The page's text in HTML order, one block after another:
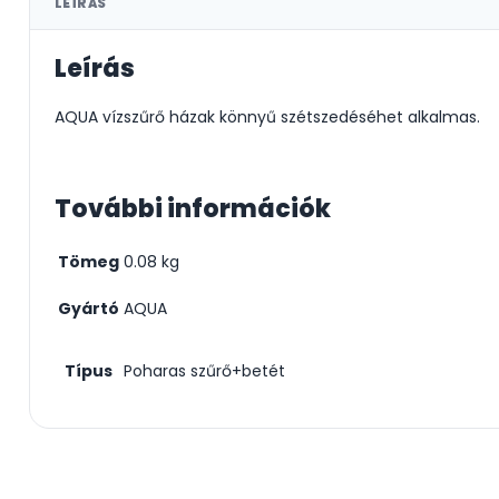
Leírás
AQUA vízszűrő házak könnyű szétszedéséhet alkalmas.
További információk
Tömeg 0.08 kg
Gyártó AQUA
Típus Poharas szűrő+betét